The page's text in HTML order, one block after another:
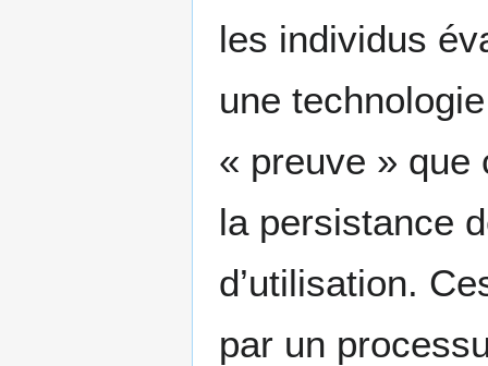
les individus
une
« preuve » que
la persistance
d’utilisation.
par un